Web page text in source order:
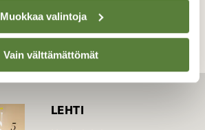
Muokkaa valintoja
Vain välttämättömät
LEHTI